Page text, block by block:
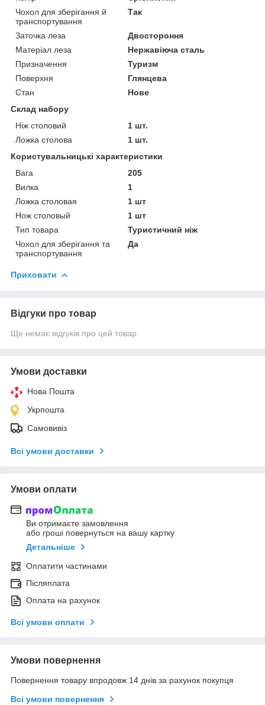
Чохол для зберігання й
транспортування
Так
Заточка леза
Двостороння
Матеріал леза
Нержавіюча сталь
Призначення
Туризм
Поверхня
Глянцева
Стан
Нове
Склад набору
Ніж столовий
1 шт.
Ложка столова
1 шт.
Користувальницькі характеристики
Вага
205
Вилка
1
Ложка столовая
1 шт
Нож столовый
1 шт
Тип товара
Туристичний ніж
Чохол для зберігання та
транспортування
Да
Приховати
Відгуки про товар
Ще немає відгуків про цей товар
Умови доставки
Нова Пошта
Укрпошта
Самовивіз
Всі умови доставки
Умови оплати
Ви отримаєте замовлення
або гроші повернуться на вашу картку
Детальніше
Оплатити частинами
Післяплата
Оплата на рахунок
Всі умови оплати
Умови повернення
Повернення товару впродовж 14 днів за рахунок покупця
Всі умови повернення